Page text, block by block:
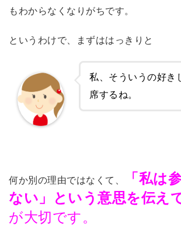
もわからなくなりがちです。
というわけで、まずははっきりと
私、そういうの好き
席するね。
何か別の理由ではなくて、
「私は
ない」という意思を伝え
が大切です。